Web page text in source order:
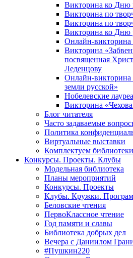
Викторина ко Дню
Викторина по
Викторина по
Викторина ко Дню
Онлайн-
Викторина
посвященная
Леденцову
Онлайн-викторина
земли русской»
Нобелевские
Викторина
Блог читателя
Часто задаваемые
Политика
Виртуальные выставки
Комплектуем
Конкурсы. Проекты. Клубы
Модельная библиотека
Планы мероприятий
Конкурсы. Проекты
Клубы. Кружки.
Беловские чтения
ПервоКлассное чтение
Год памяти и славы
Библиотека добрых дел
Вечера с Даниилом
#Пушкин220